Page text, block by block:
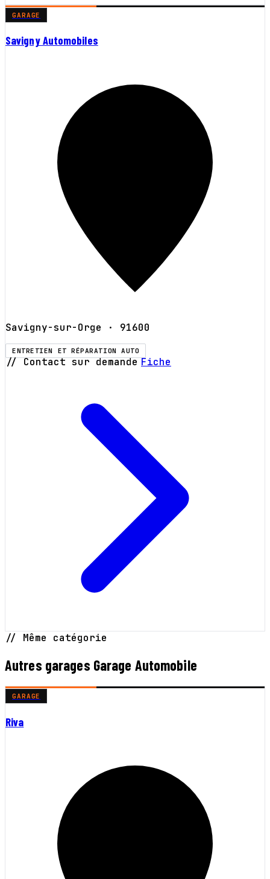
GARAGE
Savigny Automobiles
Savigny-sur-Orge · 91600
ENTRETIEN ET RÉPARATION AUTO
// Contact sur demande Fiche
// Même catégorie
Autres garages Garage Automobile
GARAGE
Riva